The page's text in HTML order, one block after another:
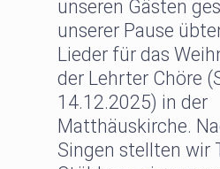
unseren Gästen
unserer Pause
Lieder für das
der Lehrter Chöre
14.12.2025) in der
Matthäuskirche.
Singen stellten wir